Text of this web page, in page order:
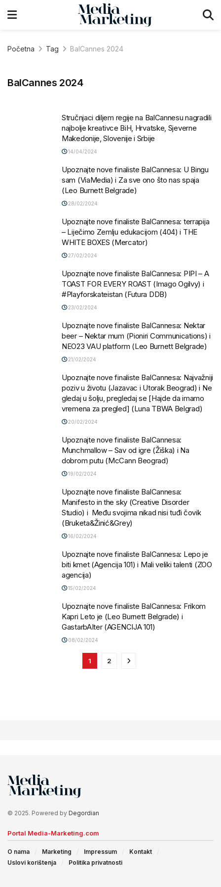
Početna Tag BalCannes 2024
BalCannes 2024
Stručnjaci diljem regije na BalCannesu nagradili
najbolje kreativce BiH, Hrvatske, Sjeverne
Makedonije, Slovenije i Srbije
14/04/2024
Upoznajte nove finaliste BalCannesa: U Bingu
sam (ViaMedia) i Za sve ono što nas spaja
(Leo Burnett Belgrade)
28/02/2024
Upoznajte nove finaliste BalCannesa: terrapija
– Liječimo Zemlju edukacijom (404) i THE
WHITE BOXES (Mercator)
27/02/2024
Upoznajte nove finaliste BalCannesa: PIPI – A
TOAST FOR EVERY ROAST (Imago Ogilvy) i
#Playforskateistan (Futura DDB)
23/02/2024
Upoznajte nove finaliste BalCannesa: Nektar
beer – Nektar mum (Pioniri Communications) i
NEO23 VAU platform (Leo Burnett Belgrade)
21/02/2024
Upoznajte nove finaliste BalCannesa: Najvažniji
poziv u životu (Jazavac i Utorak Beograd) i Ne
gledaj u šolju, pregledaj se [Hajde da imamo
vremena za pregled] (Luna TBWA Belgrad)
20/02/2024
Upoznajte nove finaliste BalCannesa:
Munchmallow – Sav od igre (Žiška) i Na
dobrom putu (McCann Beograd)
19/02/2024
Upoznajte nove finaliste BalCannesa:
Manifesto in the sky (Creative Disorder
Studio) i Među svojima nikad nisi tuđi čovik
(Bruketa&Žinić&Grey)
16/02/2024
Upoznajte nove finaliste BalCannesa: Lepo je
biti kmet (Agencija 101) i Mali veliki talenti (ZOO
agencija)
15/02/2024
Upoznajte nove finaliste BalCannesa: Frikom
Kapri Leto je (Leo Burnett Belgrade) i
GastarbAIter (AGENCIJA 101)
08/02/2024
1 2
© 2025. Powered by Degordian
Portal Media-Marketing.com
O nama Marketing Impressum
Kontakt
Uslovi korištenja
Politika privatnosti